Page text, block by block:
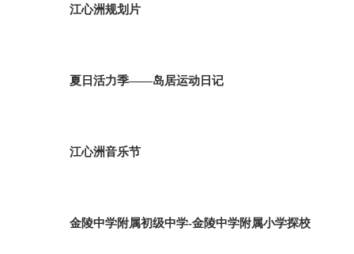
江心洲规划片
夏日活力季——岛居运动日记
江心洲音乐节
金陵中学附属初级中学-金陵中学附属小学探校